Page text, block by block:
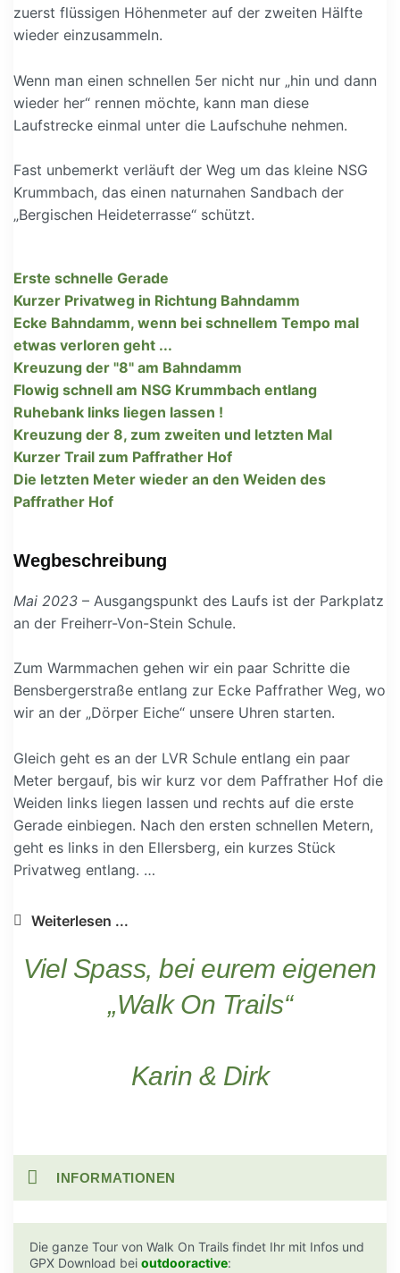
zuerst flüssigen Höhenmeter auf der zweiten Hälfte
wieder einzusammeln.
Wenn man einen schnellen 5er nicht nur „hin und dann
wieder her“ rennen möchte, kann man diese
Laufstrecke einmal unter die Laufschuhe nehmen.
Fast unbemerkt verläuft der Weg um das kleine NSG
Krummbach, das einen naturnahen Sandbach der
„Bergischen Heideterrasse“ schützt.
Erste schnelle Gerade
Kurzer Privatweg in Richtung Bahndamm
Ecke Bahndamm, wenn bei schnellem Tempo mal
etwas verloren geht ...
Kreuzung der "8" am Bahndamm
Flowig schnell am NSG Krummbach entlang
Ruhebank links liegen lassen !
Kreuzung der 8, zum zweiten und letzten Mal
Kurzer Trail zum Paffrather Hof
Die letzten Meter wieder an den Weiden des
Paffrather Hof
Wegbeschreibung
Mai 2023 – Ausgangspunkt des Laufs ist der Parkplatz
an der Freiherr-Von-Stein Schule.
Zum Warmmachen gehen wir ein paar Schritte die
Bensbergerstraße entlang zur Ecke Paffrather Weg, wo
wir an der „Dörper Eiche“ unsere Uhren starten.
Gleich geht es an der LVR Schule entlang ein paar
Meter bergauf, bis wir kurz vor dem Paffrather Hof die
Weiden links liegen lassen und rechts auf die erste
Gerade einbiegen. Nach den ersten schnellen Metern,
geht es links in den Ellersberg, ein kurzes Stück
Privatweg entlang. …
Weiterlesen ...
Viel Spass, bei eurem eigenen
„Walk On Trails“
Karin & Dirk
INFORMATIONEN
Die ganze Tour von Walk On Trails findet Ihr mit Infos und
GPX Download bei outdooractive: